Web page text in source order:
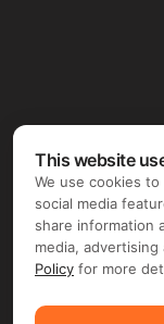
This website
We use cookies
social media
share information
media,
Policy for more